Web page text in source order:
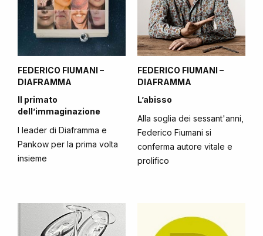
FEDERICO FIUMANI –
DIAFRAMMA
Il primato
dell’immaginazione
I leader di Diaframma e
Pankow per la prima volta
insieme
FEDERICO FIUMANI –
DIAFRAMMA
L’abisso
Alla soglia dei sessant'anni,
Federico Fiumani si
conferma autore vitale e
prolifico